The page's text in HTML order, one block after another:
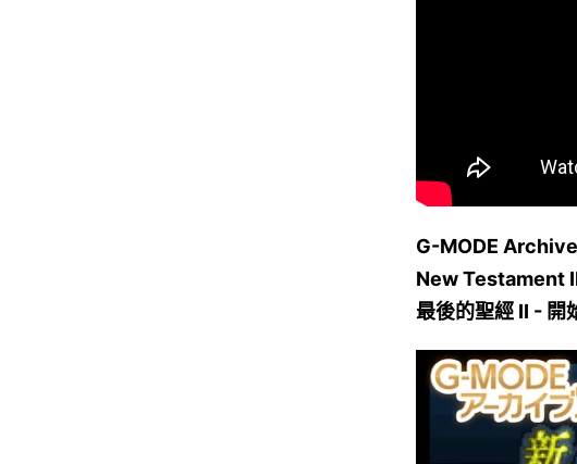
G-MODE
New Testament
最後的聖經 II - 開